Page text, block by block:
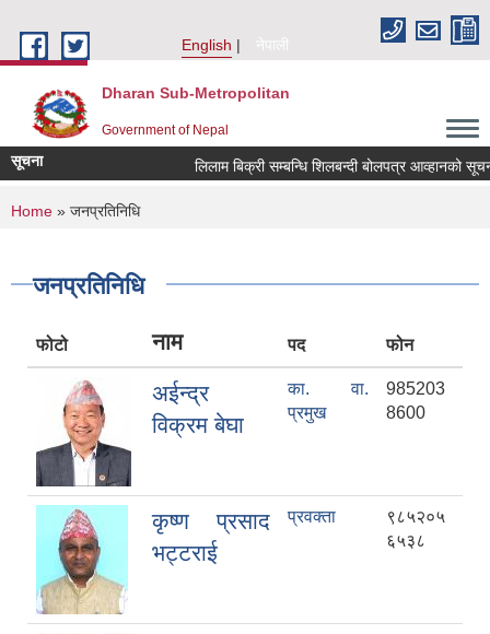
English
नेपाली
Dharan Sub-Metropolitan
Government of Nepal
सूचना लिलाम बिक्री सम्बन्धि शिलबन्दी बोलपत्र
You are here
Home » जनप्रतिनिधि
जनप्रतिनिधि
फोटो नाम पद फोन
अईन्द्र
विक्रम बेघा
का. वा.
प्रमुख
985203
8600
कृष्ण प्रसाद
भट्टराई
प्रवक्ता
९८५२०५
६५३८